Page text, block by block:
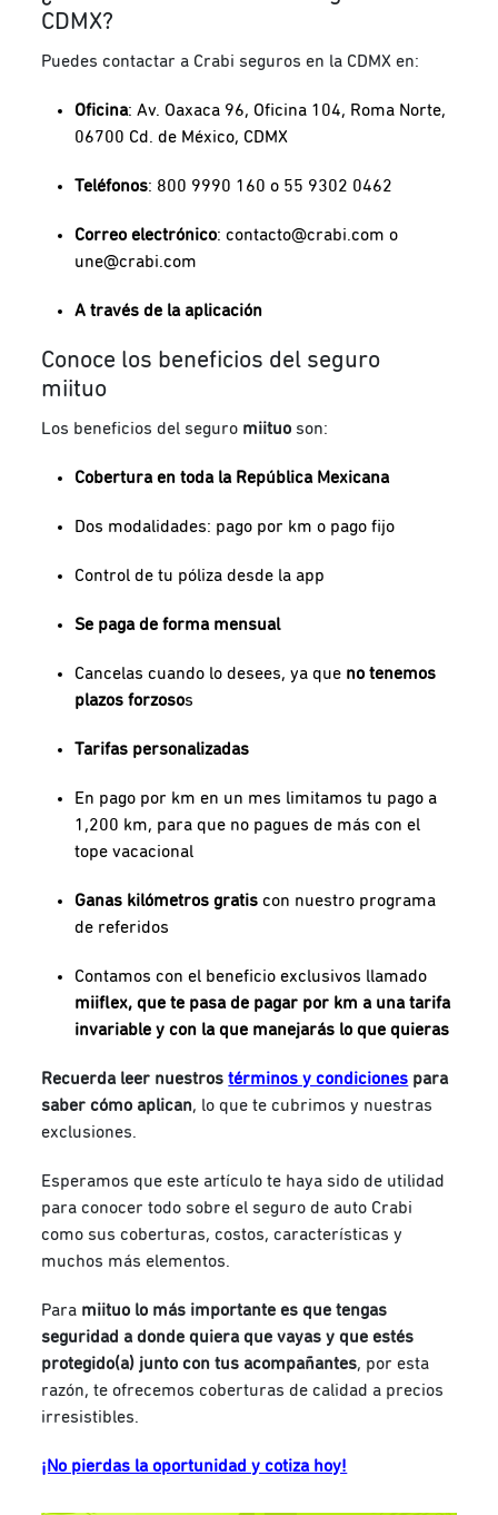
CDMX?
Puedes contactar a Crabi seguros en la CDMX en:
Oficina:Av. Oaxaca 96, Oficina 104, Roma Norte,
06700 Cd. de México, CDMX
Teléfonos: 800 9990 160 o 55 9302 0462
Correo electrónico:contacto@crabi.com o
une@crabi.com
A través de la aplicación
Conoce los beneficios del seguro
miituo
Los beneficios del seguro miituo son:
Cobertura en toda la República Mexicana
Dos modalidades: pago por km o pago fijo
Control de tu póliza desde la app
Se paga de forma mensual
Cancelas cuando lo desees, ya que no tenemos
plazos forzosos
Tarifas personalizadas
En pago por km en un mes limitamos tu pago a
1,200 km, para que no pagues de más con el
tope vacacional
Ganas kilómetros gratis con nuestro programa
de referidos
Contamos con el beneficio exclusivos llamado
miiflex, que te pasa de pagar por km a una tarifa
invariable y con la que manejarás lo que quieras
Recuerda leer nuestrostérminos y condiciones para
saber cómo aplican, lo que te cubrimos y nuestras
exclusiones.
Esperamos que este artículo te haya sido de utilidad
para conocer todo sobre el seguro de auto Crabi
como sus coberturas, costos, características y
muchos más elementos.
Para miituo lo más importante es que tengas
seguridad a donde quiera que vayas y que estés
protegido(a) junto con tus acompañantes, por esta
razón, te ofrecemos coberturas de calidad a precios
irresistibles.
¡No pierdas la oportunidad y cotiza hoy!